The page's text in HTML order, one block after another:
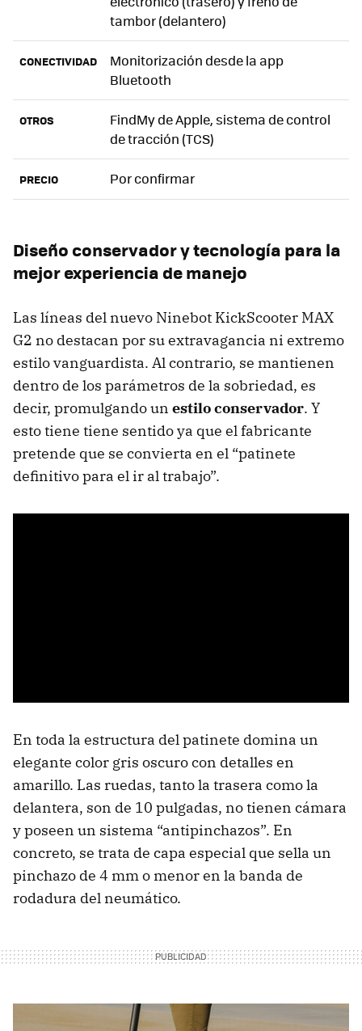
tambor (delantero)
CONECTIVIDAD
Monitorización desde la app
Bluetooth
OTROS
FindMy de Apple, sistema de control
de tracción (TCS)
PRECIO Por confirmar
Diseño conservador y tecnología para la
mejor experiencia de manejo
Las líneas del nuevo Ninebot KickScooter MAX
G2 no destacan por su extravagancia ni extremo
estilo vanguardista. Al contrario, se mantienen
dentro de los parámetros de la sobriedad, es
decir, promulgando un estilo conservador. Y
esto tiene tiene sentido ya que el fabricante
pretende que se convierta en el “patinete
definitivo para el ir al trabajo”.
En toda la estructura del patinete domina un
elegante color gris oscuro con detalles en
amarillo. Las ruedas, tanto la trasera como la
delantera, son de 10 pulgadas, no tienen cámara
y poseen un sistema “antipinchazos”. En
concreto, se trata de capa especial que sella un
pinchazo de 4 mm o menor en la banda de
rodadura del neumático.